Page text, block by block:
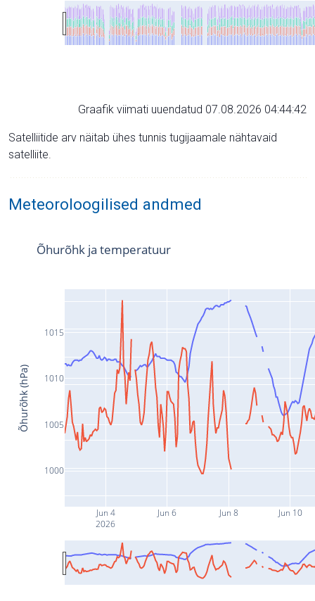
Graafik viimati uuendatud 07.08.2026 04:44:42
Satelliitide arv näitab ühes tunnis tugijaamale nähtavaid
satelliite.
Meteoroloogilised andmed
Jun 4
2026
Jun 6 Jun 8 Jun 10
1000
1005
1010
1015
Õhurõhk ja temperatuur
Õhurõhk (hPa)